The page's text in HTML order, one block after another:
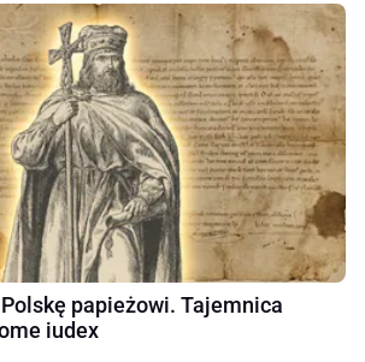
papieżowi. Tajemnica
iudex